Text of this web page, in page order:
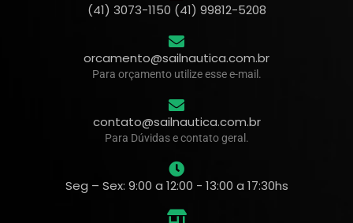
(41) 3073-1150 (41) 99812-5208
orcamento@sailnautica.com.br
Para orçamento utilize esse e-mail.
contato@sailnautica.com.br
Para Dúvidas e contato geral.
Seg – Sex: 9:00 a 12:00 - 13:00 a 17:30hs